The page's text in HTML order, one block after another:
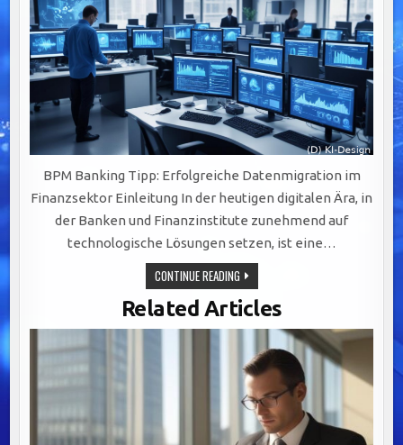
BPM Banking Tipp: Erfolgreiche Datenmigration im
Finanzsektor Einleitung In der heutigen digitalen Ära, in
der Banken und Finanzinstitute zunehmend auf
technologische Lösungen setzen, ist eine…
CONTINUE READINGERFOLGREICHE
DATENMIGRATION
IM
FINANZSEKTOR:
STRATEGIEN
UND
HERAUSFORDERUNGEN
MEISTERN
Related Articles